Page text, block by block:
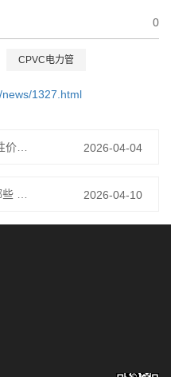
0
CPVC电力管
1327.html
哪里买mpp电力管便宜 性价比高的渠道 2026-04-04
mpp电力管规格参数有哪些 详细说明 2026-04-10